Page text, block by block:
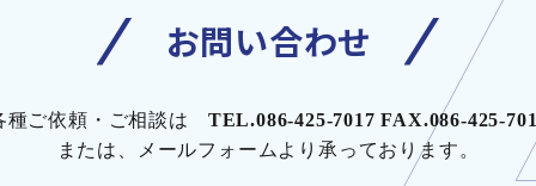
お問い合わせ
種ご依頼・ご相談は
TEL.086-425-7017 FAX.086-425-
または、メールフォームより承っております。